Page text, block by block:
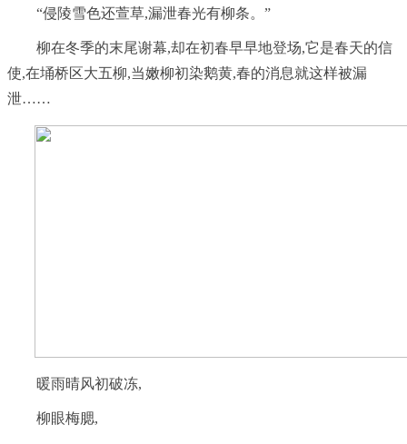
“侵陵雪色还萱草,漏泄春光有柳条。”
柳在冬季的末尾谢幕,却在初春早早地登场,它是春天的信
使,在埇桥区大五柳,当嫩柳初染鹅黄,春的消息就这样被漏
泄……
暖雨晴风初破冻,
柳眼梅腮,